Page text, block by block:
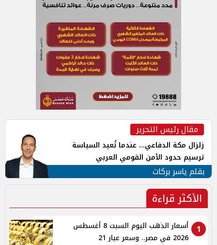
مقال رئيس التحرير
زلزال مكة الدفاعي... عندما تُعيد السياسة
ترسيم حدود الأمن القومي العربي
بقلم ياسر بركات
الأكثر قراءة
1
أسعار الذهب اليوم السبت 8 أغسطس
2026 في مصر.. وسعر عيار 21